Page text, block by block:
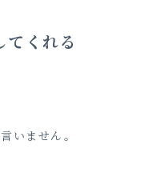
くれる
いません。